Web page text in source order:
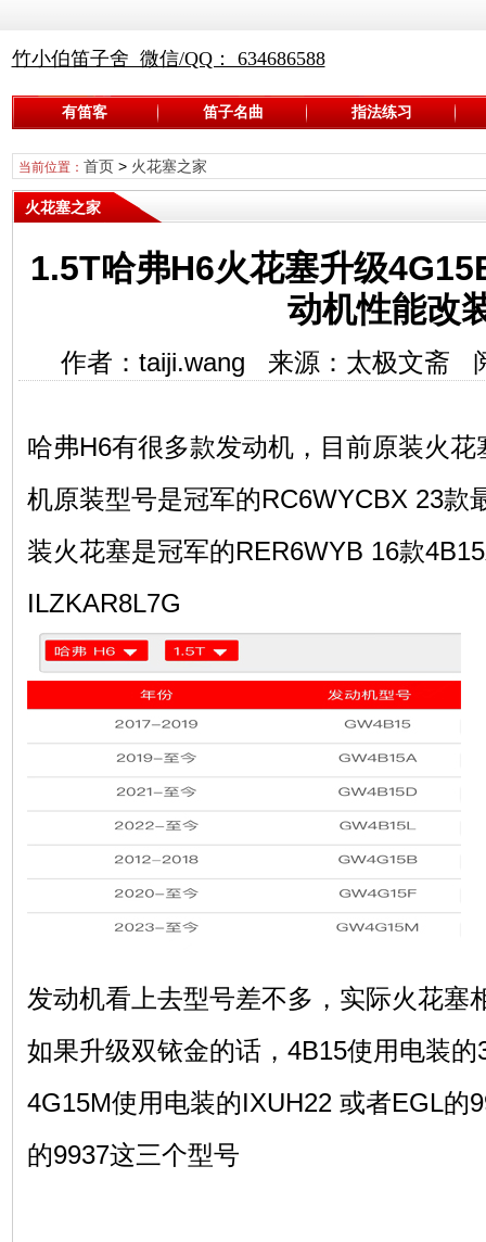
竹小伯笛子舍 微信/QQ： 634686588
有笛客 笛子名曲 指法练习
当前位置： 首页> 火花塞之家
火花塞之家
1.5T哈弗H6火花塞升级
动机性能改
作者：taiji.wang 来源：太极文斋
哈弗H6有很多款发动机，目前原装火
机原装型号是冠军的RC6WYCBX 23款
装火花塞是冠军的RER6WYB 16款
ILZKAR8L7G
发动机看上去型号差不多，实际火花塞
如果升级双铱金的话，4B15使用电装
4G15M使用电装的IXUH22 或者EGL的
的9937这三个型号